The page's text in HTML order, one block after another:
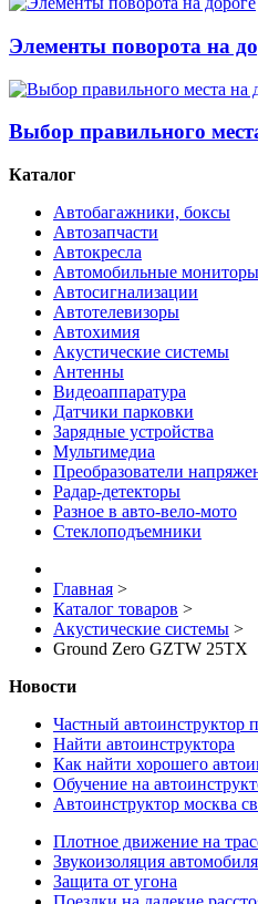
Элементы поворота на
Выбор правильного
Каталог
Автобагажники, боксы
Автозапчасти
Автокресла
Автомобильные мониторы
Автосигнализации
Автотелевизоры
Автохимия
Акустические системы
Антенны
Видеоаппаратура
Датчики парковки
Зарядные устройства
Мультимедиа
Преобразователи
Радар-детекторы
Разное в авто-вело-мото
Стеклоподъемники
Главная >
Каталог товаров >
Акустические системы >
Ground Zero GZTW 25TX
Новости
Частный автоинструктор
Найти автоинструктора
Как найти хорошего
Обучение на
Автоинструктор москва
Плотное движение на
Звукоизоляция автомобиля
Защита от угона